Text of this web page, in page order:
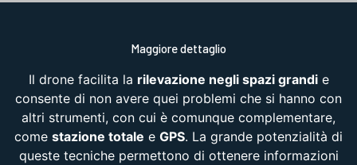
Maggiore dettaglio
Il drone facilita la rilevazione negli spazi grandie
consente di non avere quei problemi che si hanno con
altri strumenti, con cui è comunque complementare,
come stazione totale e GPS. La grande potenzialità di
queste tecniche permettono di ottenere informazioni